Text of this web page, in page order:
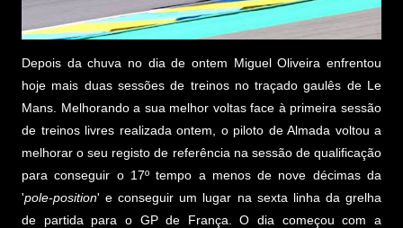
Depois da chuva no dia de ontem Miguel Oliveira enfrentou
hoje mais duas sessões de treinos no traçado gaulês de Le
Mans. Melhorando a sua melhor voltas face à primeira sessão
de treinos livres realizada ontem, o piloto de Almada voltou a
melhorar o seu registo de referência na sessão de qualificação
para conseguir o 17º tempo a menos de nove décimas da
'pole-position' e conseguir um lugar na sexta linha da grelha
de partida para o GP de França. O dia começou com a